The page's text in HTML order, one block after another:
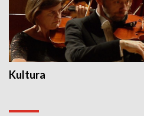
Kultura